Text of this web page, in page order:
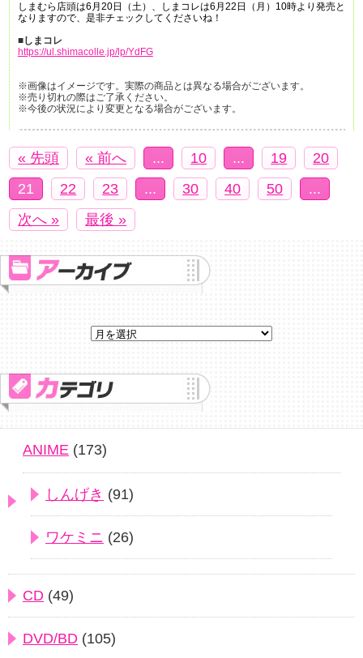
しまむら店頭は6月20日（土）、しまコレは6月22日（月）10時より発売と
なりますので、是非チェックしてくださいね！
■しまコレ
https://ul.shimacolle.jp/lp/YdFG
※画像はイメージです。実際の商品とは異なる場合がございます。
※売り切れの際はご了承ください。
※今後の状況により変更となる場合がございます。
« 先頭 « 前へ ... 10 ... 19
20
21
22 23 ... 30 40 50
...
次へ »
最後 »
ANIME (173)
しんげき (91)
ワケミニ (26)
CD (49)
DVD/BD (105)